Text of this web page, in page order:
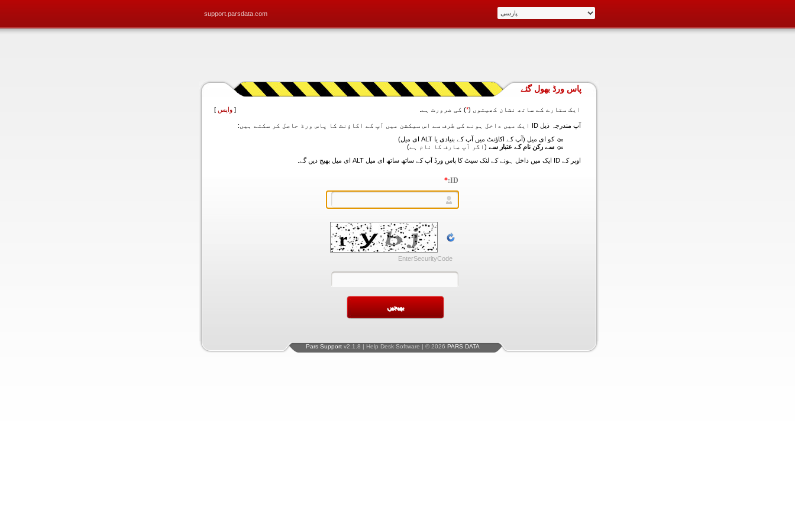
support.parsdata.com
پاس ورڈ بھول گئے
ایک ستارے کے ساتھ نشان کھیتوں (*) کی ضرورت ہے. [ واپس ]
آپ مندرجہ ذیل ID ایک میں داخل ہونے کی طرف سے اس سیکشن میں آپ کے اکاؤنٹ کا پاس ورڈ حاصل کر سکتے ہیں:
کو ای میل (آپ کے اکاؤنٹ میں آپ کے بنیادی یا ALT ای میل)
سے رکن نام کے عتبار سے (اگر آپ صارف کا نام ہے)
اوپر کے ID ایک میں داخل ہونے کے لنک سیٹ کا پاس ورڈ آپ کے ساتھ ساتھ ای میل ALT ای میل بھیج دیں گے.
ID:
*
EnterSecurityCode
Pars Support v2.1.8 | Help Desk Software | © 2026 PARS DATA